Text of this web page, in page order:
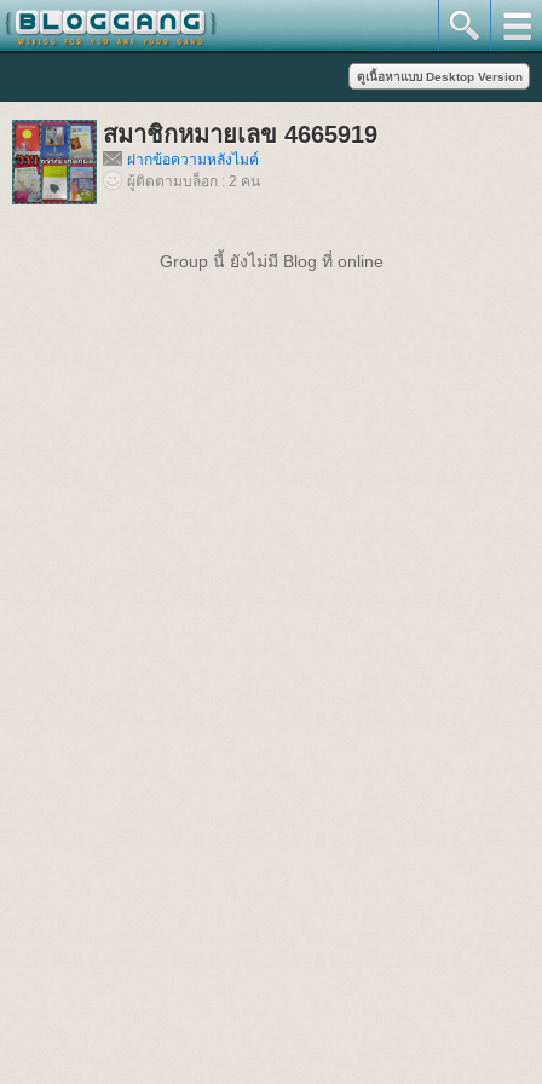
สมาชิกหมายเลข 4665919
ฝากข้อความหลังไมค์
ผู้ติดตามบล็อก : 2 คน
Group นี้ ยังไม่มี Blog ที่ online